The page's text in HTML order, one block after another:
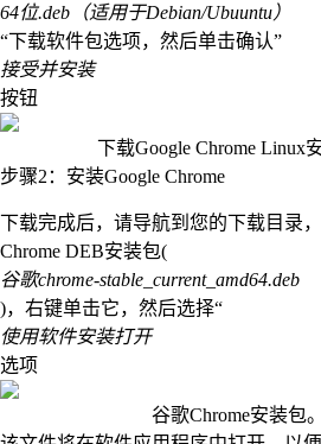
64位.deb（适用于Debian/Ubuuntu）
“下载软件包选项，然后单击确认”
接受并安装
按钮
下载Google Chrome Linux
步骤2：安装Google Chrome
下载完成后，请导航到您的下载目录
Chrome DEB安装包(
谷歌chrome-stable_current_amd64.deb
)，右键单击它，然后选择“
使用软件安装打开
选项
谷歌Chrome安装包。